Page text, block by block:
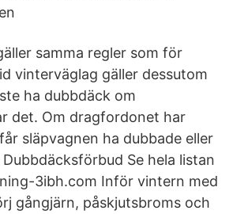
samma regler som för
vinterväglag gäller dessutom
ha dubbdäck om
det. Om dragfordonet har
släpvagnen ha dubbade eller
Se hela listan
3ibh.com Inför vintern med
gångjärn, påskjutsbroms och